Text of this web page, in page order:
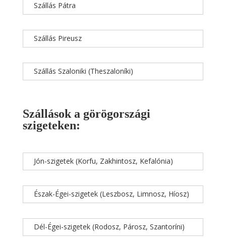
Szállás Pátra
Szállás Pireusz
Szállás Szaloniki (Theszaloníki)
Szállások a görögországi
szigeteken:
Jón-szigetek (Korfu, Zakhintosz, Kefalónia)
Észak-Égei-szigetek (Leszbosz, Limnosz, Híosz)
Dél-Égei-szigetek (Rodosz, Párosz, Szantoríni)